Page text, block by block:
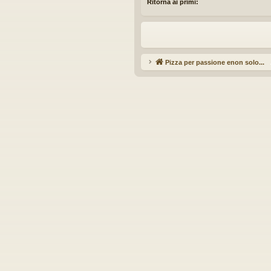
Ritorna ai primi:
Pizza per passione enon solo...